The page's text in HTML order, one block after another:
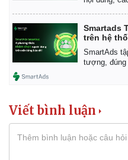
Thể thao
Lịch thi đấu bóng đá
Thế giới thể thao
Hậu trường
Smartads
trên hệ
SmartAds
tượng, đúng
Viết bình luận